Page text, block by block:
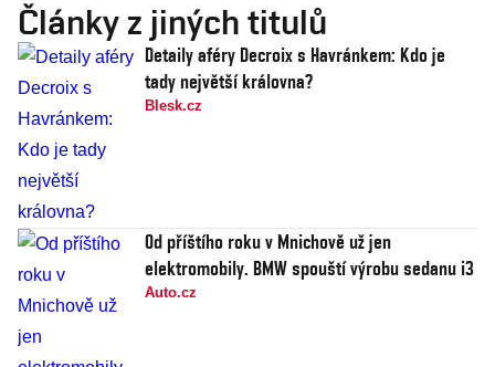
Články z jiných titulů
Detaily aféry Decroix s Havránkem: Kdo je
tady největší královna?
Blesk.cz
Od příštího roku v Mnichově už jen
elektromobily. BMW spouští výrobu sedanu i3
Auto.cz